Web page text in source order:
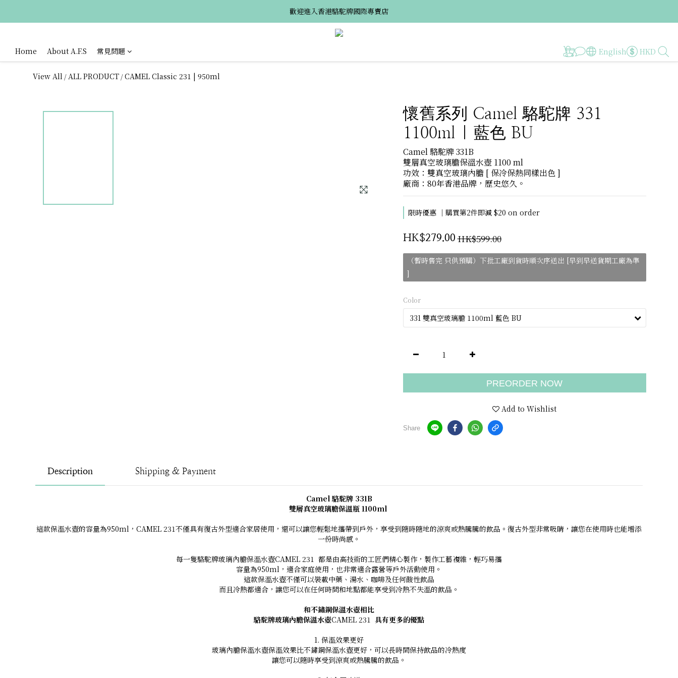
歡迎進入香港駱駝牌國際專賣店
Home About A.F.S 常見問題 English HKD
View All /ALL PRODUCT /CAMEL Classic 231 | 950ml
懷舊系列 Camel 駱駝牌 331
1100ml | 藍色 BU
Camel 駱駝牌 331B
雙層真空玻璃膽保溫水壺 1100 ml
功效：雙真空玻璃內膽 [ 保冷保熱同樣出色 ]
廠商：80年香港品牌，歷史悠久。
限時優惠 ｜購買第2件即減 $20 on order
HK$279.00HK$599.00
（暫時售完 只供預購）下批工廠到貨時順次序送出 [早到早送貨期工廠為準
]
Color
PREORDER NOW
Add to Wishlist
Share
Description Shipping & Payment
Camel 駱駝牌 331B
雙層真空玻璃膽保溫瓶 1100ml
這款保溫水壺的容量為950ml，CAMEL 231不僅具有復古外型適合家居使用，還可以讓您輕鬆地攜帶到戶外，享受到隨時隨地的涼爽或熱騰騰的飲品。復古外型非常吸睛，讓您在使用時也能增添
一份時尚感。
每一隻駱駝牌玻璃內膽保溫水壺CAMEL 231 都是由高技術的工匠們精心製作，製作工藝複雜，輕巧易攜
容量為950ml，適合家庭使用，也非常適合露營等戶外活動使用。
這款保溫水壺不僅可以裝載中藥、湯水、咖啡及任何酸性飲品
而且冷熱都適合，讓您可以在任何時間和地點都能享受到冷熱不失溫的飲品。
和不鏽鋼保溫水壺相比
駱駝牌玻璃內膽保溫水壺CAMEL 231 具有更多的優點
1. 保溫效果更好
玻璃內膽保溫水壺保溫效果比不鏽鋼保溫水壺更好，可以長時間保持飲品的冷熱度
讓您可以隨時享受到涼爽或熱騰騰的飲品。